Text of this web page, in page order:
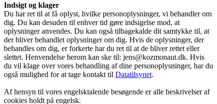
Indsigt og klager
Du har ret til at få oplyst, hvilke personoplysninger, vi behandler om
dig. Du kan desuden til enhver tid gøre indsigelse mod, at
oplysninger anvendes. Du kan også tilbagekalde dit samtykke til, at
der bliver behandlet oplysninger om dig. Hvis de oplysninger, der
behandles om dig, er forkerte har du ret til at de bliver rettet eller
slettet. Henvendelse herom kan ske til: jens@kozmonaut.dk. Hvis
du vil klage over vores behandling af dine personoplysninger, har du
også mulighed for at tage kontakt til Datatilsynet.
Af hensyn til vores engelsktalende besøgende er alle beskrivelser af
cookies holdt på engelsk.